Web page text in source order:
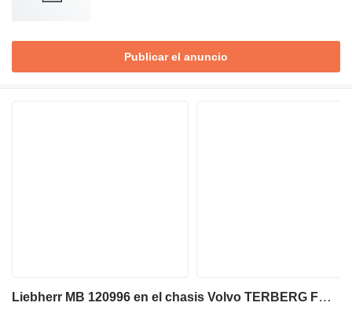
Publicar el anuncio
Liebherr MB 120996 en el chasis Volvo TERBERG FM2850-T